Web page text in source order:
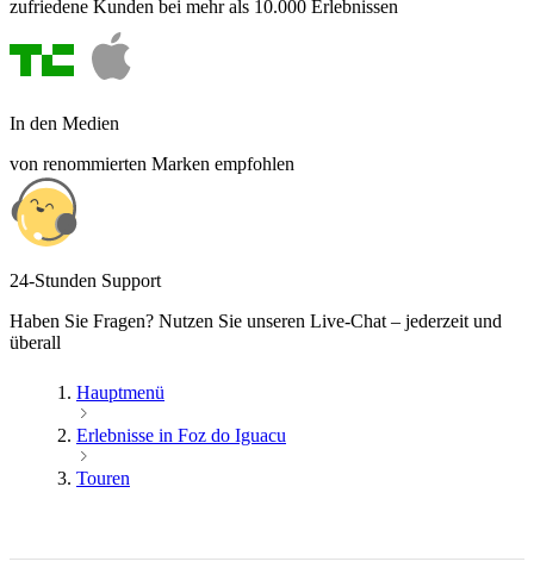
zufriedene Kunden bei mehr als 10.000 Erlebnissen
In den Medien
von renommierten Marken empfohlen
24-Stunden Support
Haben Sie Fragen? Nutzen Sie unseren Live-Chat – jederzeit und
überall
Hauptmenü
Erlebnisse in Foz do Iguacu
Touren